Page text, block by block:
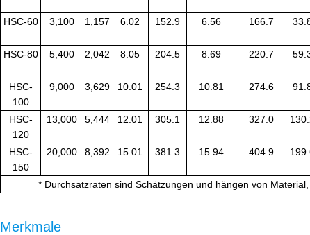
HSC-60 3,100 1,157 6.02 152.9 6.56 166.7
HSC-80 5,400 2,042 8.05 204.5 8.69 220.7
HSC-
100
9,000 3,629 10.01 254.3 10.81 274.6
HSC-
120
13,000 5,444 12.01 305.1 12.88 327.0
HSC-
150
20,000 8,392 15.01 381.3 15.94 404.9
* Durchsatzraten sind Schätzungen und hängen von
Merkmale